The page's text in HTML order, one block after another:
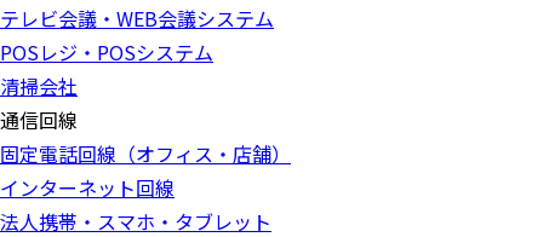
テレビ会議・WEB会議システム
POSレジ・POSシステム
清掃会社
通信回線
固定電話回線（オフィス・店舗）
インターネット回線
法人携帯・スマホ・タブレット